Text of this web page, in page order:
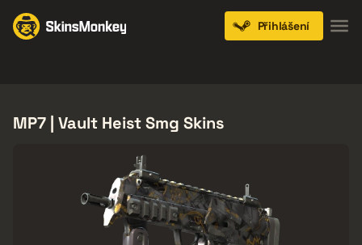
Přihlášení
MP7 | Vault Heist Smg Skins